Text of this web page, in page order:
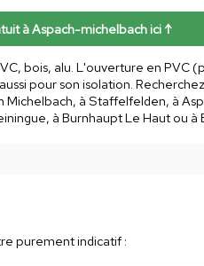
à Aspach-michelbach ici ↑
bois, alu. L'ouverture en PVC
pour son isolation.
à Staffelfelden, à
à Burnhaupt Le Haut ou à
purement indicatif :